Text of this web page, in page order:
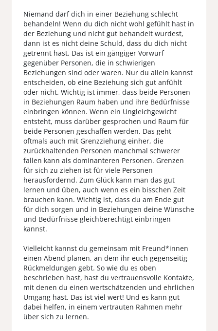
Niemand darf dich in einer Beziehung schlecht
behandeln! Wenn du dich nicht wohl gefühlt hast in
der Beziehung und nicht gut behandelt wurdest,
dann ist es nicht deine Schuld, dass du dich nicht
getrennt hast. Das ist ein gängiger Vorwurf
gegenüber Personen, die in schwierigen
Beziehungen sind oder waren. Nur du allein kannst
entscheiden, ob eine Beziehung sich gut anfühlt
oder nicht. Wichtig ist immer, dass beide Personen
in Beziehungen Raum haben und ihre Bedürfnisse
einbringen können. Wenn ein Ungleichgewicht
entsteht, muss darüber gesprochen und Raum für
beide Personen geschaffen werden. Das geht
oftmals auch mit Grenzziehung einher, die
zurückhaltenden Personen manchmal schwerer
fallen kann als dominanteren Personen. Grenzen
für sich zu ziehen ist für viele Personen
herausfordernd. Zum Glück kann man das gut
lernen und üben, auch wenn es ein bisschen Zeit
brauchen kann. Wichtig ist, dass du am Ende gut
für dich sorgen und in Beziehungen deine Wünsche
und Bedürfnisse gleichberechtigt einbringen
kannst.
Vielleicht kannst du gemeinsam mit Freund*innen
einen Abend planen, an dem ihr euch gegenseitig
Rückmeldungen gebt. So wie du es oben
beschrieben hast, hast du vertrauensvolle Kontakte,
mit denen du einen wertschätzenden und ehrlichen
Umgang hast. Das ist viel wert! Und es kann gut
dabei helfen, in einem vertrauten Rahmen mehr
über sich zu lernen.